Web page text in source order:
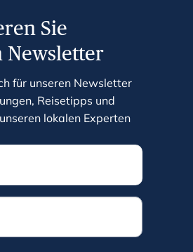
Sie
Newsletter
für unseren Newsletter
Reisetipps und
lokalen Experten